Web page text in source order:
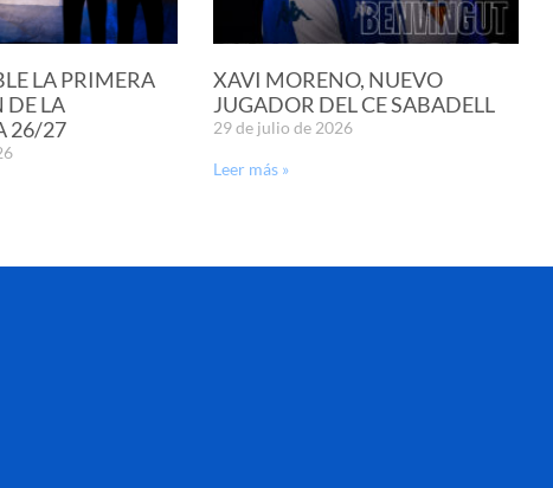
LA PRIMERA
DE LA
26/27
XAVI MORENO, NUEVO
JUGADOR DEL CE SABADELL
29 de julio de 2026
Leer más »